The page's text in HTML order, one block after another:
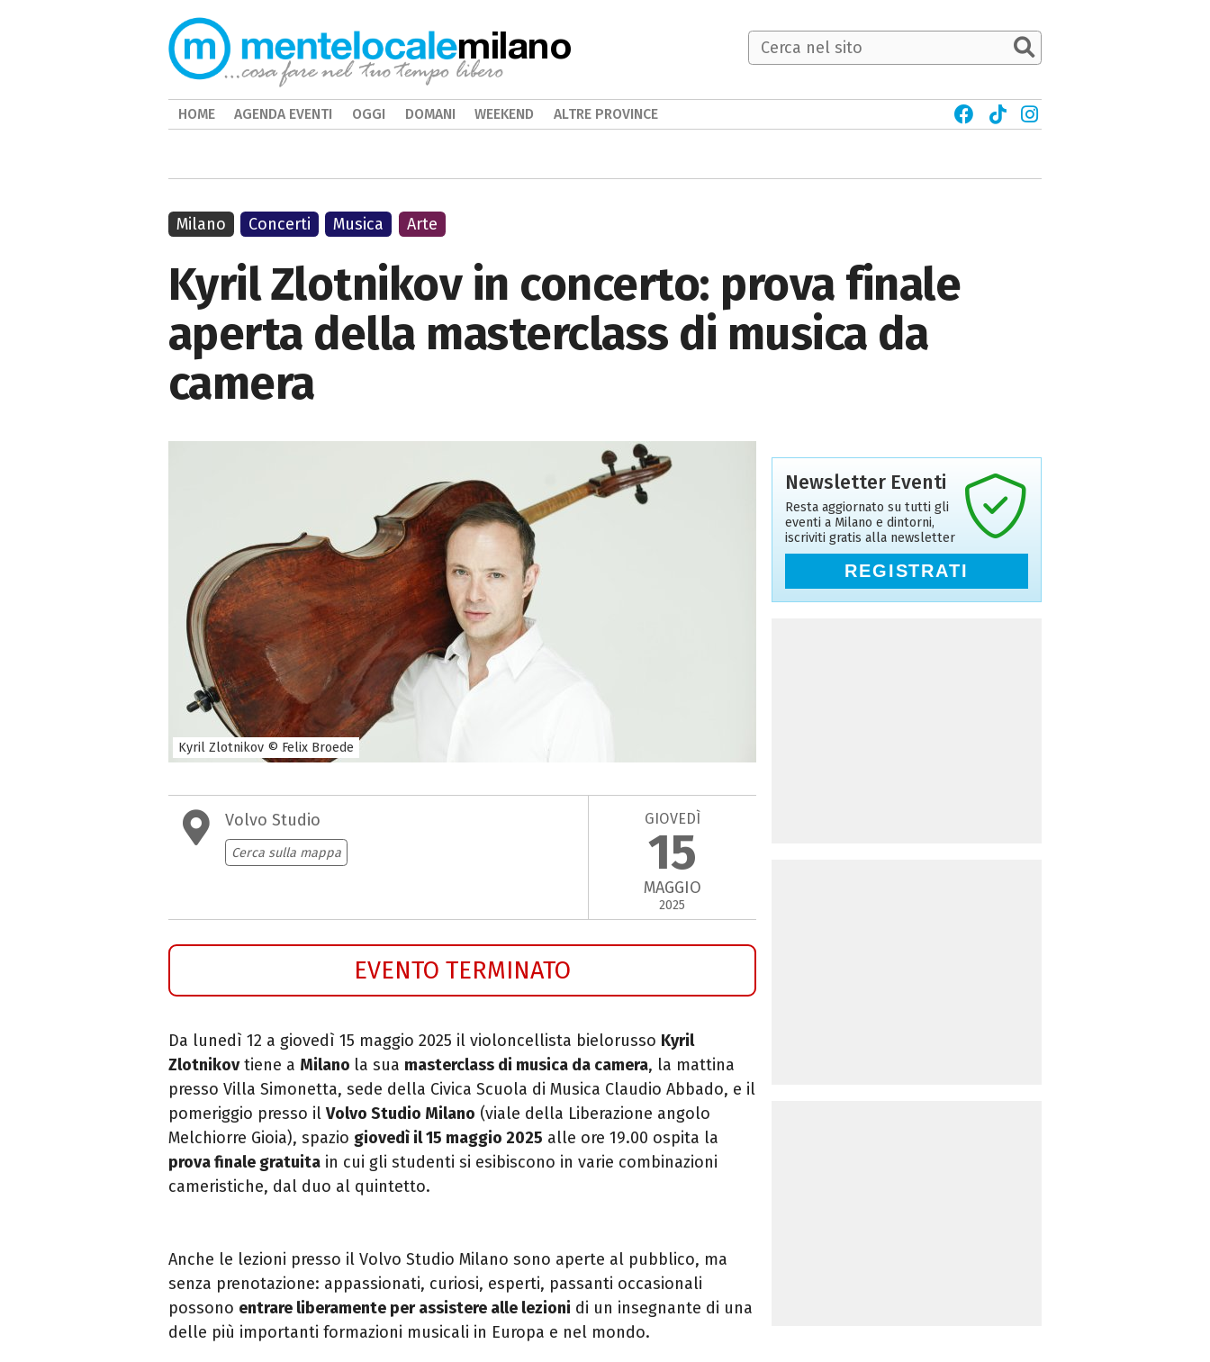
Kyril Zlotnikov in concerto: prova finale
aperta della masterclass di musica da
camera
Kyril Zlotnikov © Felix Broede
Volvo Studio
Cerca sulla mappa
GIOVEDÌ
15
MAGGIO
2025
EVENTO TERMINATO
Da lunedì 12 a giovedì 15 maggio 2025 il violoncellista bielorusso Kyril
Zlotnikovtiene a Milano la sua masterclass di musica da camera, la mattina
presso Villa Simonetta, sede della Civica Scuola di Musica Claudio Abbado, e il
pomeriggio presso il Volvo Studio Milano (viale della Liberazione angolo
Melchiorre Gioia), spazio giovedì il 15 maggio 2025 alle ore 19.00 ospita la
prova finale gratuita in cui gli studenti si esibiscono in varie combinazioni
cameristiche, dal duo al quintetto.
Anche le lezioni presso il Volvo Studio Milano sono aperte al pubblico, ma
senza prenotazione: appassionati, curiosi, esperti, passanti occasionali
possono entrare liberamente per assistere alle lezioni di un insegnante di una
delle più importanti formazioni musicali in Europa e nel mondo.
Milano Concerti Musica Arte
Newsletter Eventi
Resta aggiornato su tutti gli
eventi a Milano e dintorni,
iscriviti gratis alla newsletter
REGISTRATI
milano
HOME AGENDA EVENTI OGGI DOMANI WEEKEND ALTRE PROVINCE